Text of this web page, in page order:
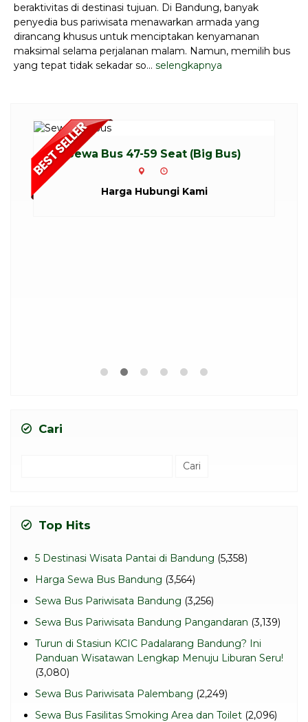
beraktivitas di destinasi tujuan. Di Bandung, banyak
penyedia bus pariwisata menawarkan armada yang
dirancang khusus untuk menciptakan kenyamanan
maksimal selama perjalanan malam. Namun, memilih bus
yang tepat tidak sekadar so... selengkapnya
Sewa Bus 47-59 Seat (Big Bus)
Harga Hubungi Kami
Cari
Top Hits
5 Destinasi Wisata Pantai di Bandung (5,358)
Harga Sewa Bus Bandung (3,564)
Sewa Bus Pariwisata Bandung (3,256)
Sewa Bus Pariwisata Bandung Pangandaran (3,139)
Turun di Stasiun KCIC Padalarang Bandung? Ini
Panduan Wisatawan Lengkap Menuju Liburan Seru!
(3,080)
Sewa Bus Pariwisata Palembang (2,249)
Sewa Bus Fasilitas Smoking Area dan Toilet (2,096)